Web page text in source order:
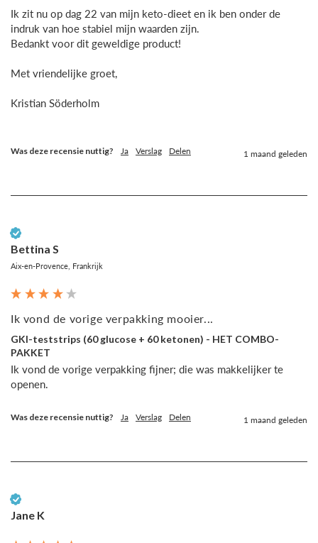
Ik zit nu op dag 22 van mijn keto-dieet en ik ben onder de
indruk van hoe stabiel mijn waarden zijn.
Bedankt voor dit geweldige product!
Met vriendelijke groet,
Kristian Söderholm
Was deze recensie nuttig? Ja Verslag Delen 1 maand geleden
Bettina S
Aix-en-Provence, Frankrijk
Ik vond de vorige verpakking mooier...
GKI-teststrips (60 glucose + 60 ketonen) - HET COMBO-
PAKKET
Ik vond de vorige verpakking fijner; die was makkelijker te
openen.
Was deze recensie nuttig? Ja Verslag Delen 1 maand geleden
Jane K